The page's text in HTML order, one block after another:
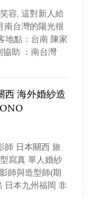
容, 這對新人給
南台灣的陽光很
地點：台南 陳家
助 ：南台灣
西 海外婚紗造
師 日本關西 旅
寫真 單人婚紗
師與造型師(期
日本九州福岡 非